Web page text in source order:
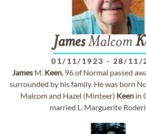
JamesMalcom
01/11/1923 - 28/11/
James M. Keen, 96 of Normal passed
surrounded by his family. He was born
Malcom and Hazel (Minteer) Keen in
married L. Marguerite